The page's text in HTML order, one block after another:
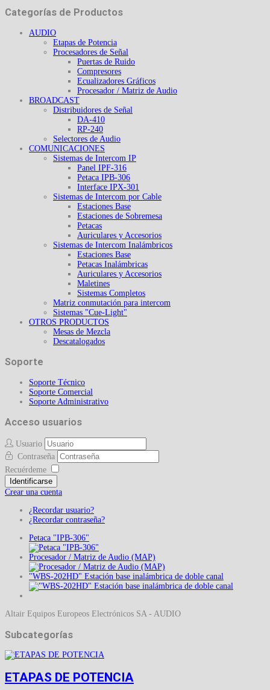
Categorías de Productos
AUDIO
Etapas de Potencia
Procesadores de Señal
Puertas de Ruido
Compresores
Ecualizadores Gráficos
Procesador / Matriz de Audio
BROADCAST
Distribuidores de Señal
DA-410
RP-240
Selectores de Audio
COMUNICACIONES
Sistemas de Intercom IP
Panel IPF-316
Petaca IPB-306
Interface IPX-301
Sistemas de Intercom por Cable
Estaciones Base
Estaciones de Sobremesa
Petacas
Auriculares y Accesorios
Sistemas de Intercom Inalámbricos
Estaciones Base
Petacas Inalámbricas
Auriculares y Accesorios
Maletines
Sistemas Completos
Matriz conmutación para intercom
Sistemas "Cue-Light"
OTROS PRODUCTOS
Mesas de Mezcla
Descatalogados
Soporte
Soporte Técnico
Soporte Comercial
Soporte Administrativo
Acceso usuarios
Usuario
Contraseña
Recuérdeme
Identificarse
Crear una cuenta
¿Recordar usuario?
¿Recordar contraseña?
Petaca "IPB-306"
Procesador / Matriz de Audio (MAP)
"WBS-202HD" Estación base inalámbrica de doble canal
Altair Equipos Europeos Electrónicos SA - AUDIO
Subcategorías
ETAPAS DE POTENCIA